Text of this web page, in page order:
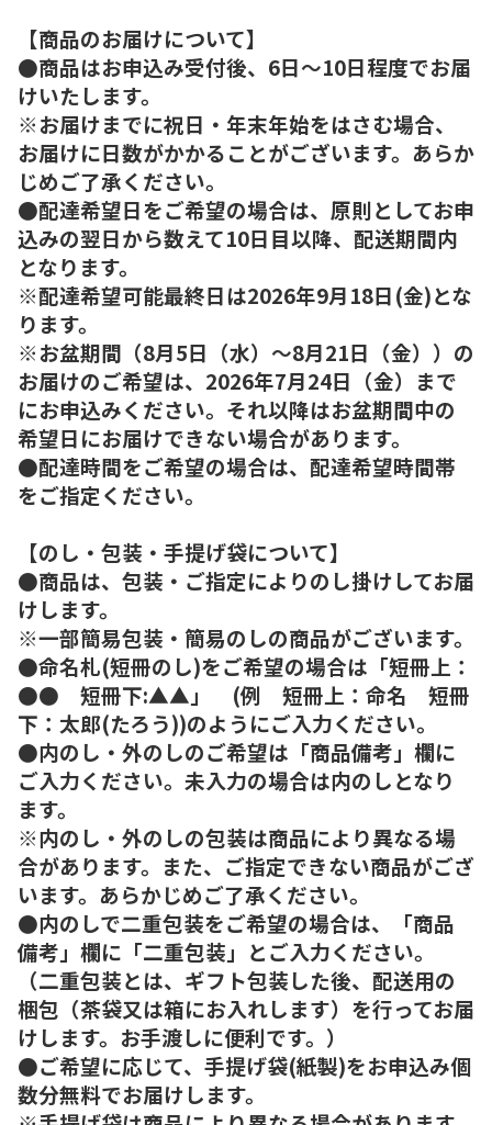
【商品のお届けについて】
●商品はお申込み受付後、6日～10日程度でお届
けいたします。
※お届けまでに祝日・年末年始をはさむ場合、
お届けに日数がかかることがございます。あらか
じめご了承ください。
●配達希望日をご希望の場合は、原則としてお申
込みの翌日から数えて10日目以降、配送期間内
となります。
※配達希望可能最終日は2026年9月18日(金)とな
ります。
※お盆期間（8月5日（水）～8月21日（金））の
お届けのご希望は、2026年7月24日（金）まで
にお申込みください。それ以降はお盆期間中の
希望日にお届けできない場合があります。
●配達時間をご希望の場合は、配達希望時間帯
をご指定ください。
【のし・包装・手提げ袋について】
●商品は、包装・ご指定によりのし掛けしてお届
けします。
※一部簡易包装・簡易のしの商品がございます。
●命名札(短冊のし)をご希望の場合は「短冊上：
●● 短冊下:▲▲」 (例 短冊上：命名 短冊
下：太郎(たろう))のようにご入力ください。
●内のし・外のしのご希望は「商品備考」欄に
ご入力ください。未入力の場合は内のしとなり
ます。
※内のし・外のしの包装は商品により異なる場
合があります。また、ご指定できない商品がござ
います。あらかじめご了承ください。
●内のしで二重包装をご希望の場合は、「商品
備考」欄に「二重包装」とご入力ください。
（二重包装とは、ギフト包装した後、配送用の
梱包（茶袋又は箱にお入れします）を行ってお届
けします。お手渡しに便利です。）
●ご希望に応じて、手提げ袋(紙製)をお申込み個
数分無料でお届けします。